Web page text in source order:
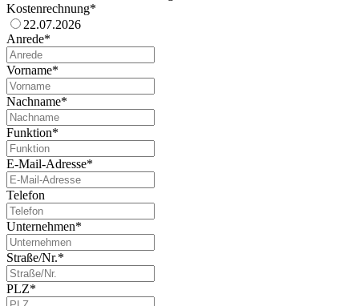
Kostenrechnung*
22.07.2026
Anrede*
Vorname*
Nachname*
Funktion*
E-Mail-Adresse*
Telefon
Unternehmen*
Straße/Nr.*
PLZ*